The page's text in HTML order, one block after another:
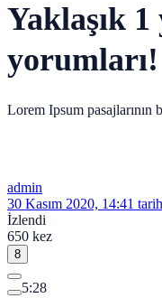
Yaklaşık
yorumları!
Lorem Ipsum
admin
30 Kasım 2020, 14:41
İzlendi
650 kez
8
5:28